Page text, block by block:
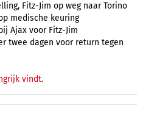
Fitz-Jim op weg naar Torino
medische keuring
Ajax voor Fitz-Jim
twee dagen voor return tegen
vindt.